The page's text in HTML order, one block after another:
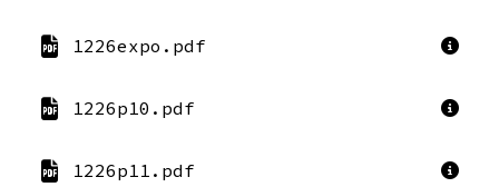
1226expo.pdf
1226p10.pdf
1226p11.pdf